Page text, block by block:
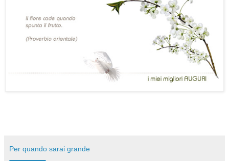
Per quando sarai grande